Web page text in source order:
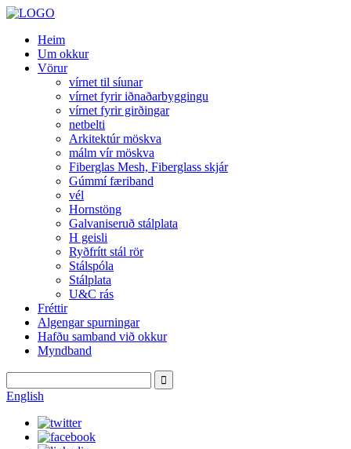
Heim
Um okkur
Vörur
vírnet til síunar
vírnet fyrir iðnaðarbyggingu
vírnet fyrir girðingar
netbelti
Arkitektúr möskva
málm vír möskva
Fiberglas Mesh, Fiberglass skjár
Gúmmí færiband
vél
Hornstöng
Galvaniseruð stálplata
H geisli
Ryðfrítt stál rör
Stálspóla
Stálplata
U&C rás
Fréttir
Algengar spurningar
Hafðu samband við okkur
Myndband
English